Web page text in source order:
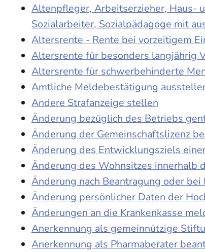
Altenpfleger, Arbeitserzieher, Haus-
Sozialarbeiter, Sozialpädagoge mit
Altersrente - Rente bei vorzeitigem
Altersrente für besonders langjährig
Altersrente für schwerbehinderte
Amtliche Meldebestätigung
Andere Strafanzeige stellen
Änderung bezüglich des Betriebs
Änderung der Gemeinschaftslizenz
Änderung des Entwicklungsziels
Änderung des Wohnsitzes innerhalb
Änderung nach Beantragung oder
Änderung persönlicher Daten der
Änderungen an die Krankenkasse
Anerkennung als gemeinnützige
Anerkennung als Pharmaberater